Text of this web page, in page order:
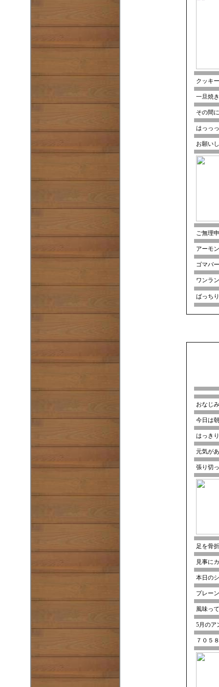
クッキ
一旦焼
その間
はっっ
お願い
ご無理
アーモ
ゴマバ
ワンラ
ばっち
おなじ
今日は
はっき
元気が
張り切
足を骨
見事に
本日の
プレー
風味っ
5月のア
７０５